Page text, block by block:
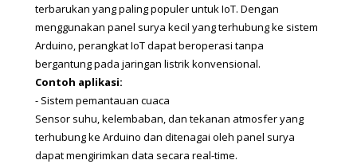
terbarukan yang paling populer untuk IoT. Dengan
menggunakan panel surya kecil yang terhubung ke sistem
Arduino, perangkat IoT dapat beroperasi tanpa
bergantung pada jaringan listrik konvensional.
Contoh aplikasi:
- Sistem pemantauan cuaca
Sensor suhu, kelembaban, dan tekanan atmosfer yang
terhubung ke Arduino dan ditenagai oleh panel surya
dapat mengirimkan data secara real-time.